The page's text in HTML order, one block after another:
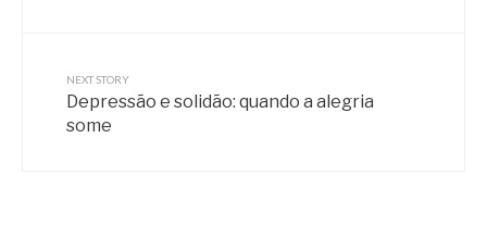
NEXT STORY
Depressão e solidão: quando a alegria
some